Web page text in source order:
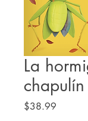
La
$38.99